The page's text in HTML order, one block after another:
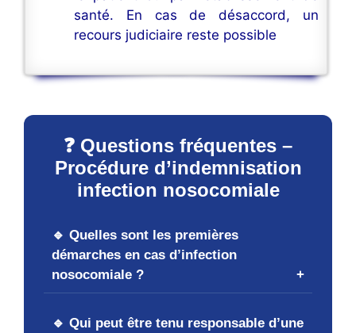
santé. En cas de désaccord, un
recours judiciaire reste possible
❓ Questions fréquentes –
Procédure d’indemnisation
infection nosocomiale
🔹 Quelles sont les premières
démarches en cas d’infection
nosocomiale ?
🔹 Qui peut être tenu responsable d’une